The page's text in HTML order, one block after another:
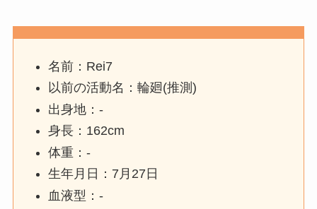
名前：Rei7
以前の活動名：輪廻(推測)
出身地：-
身長：162cm
体重：-
生年月日：7月27日
血液型：-